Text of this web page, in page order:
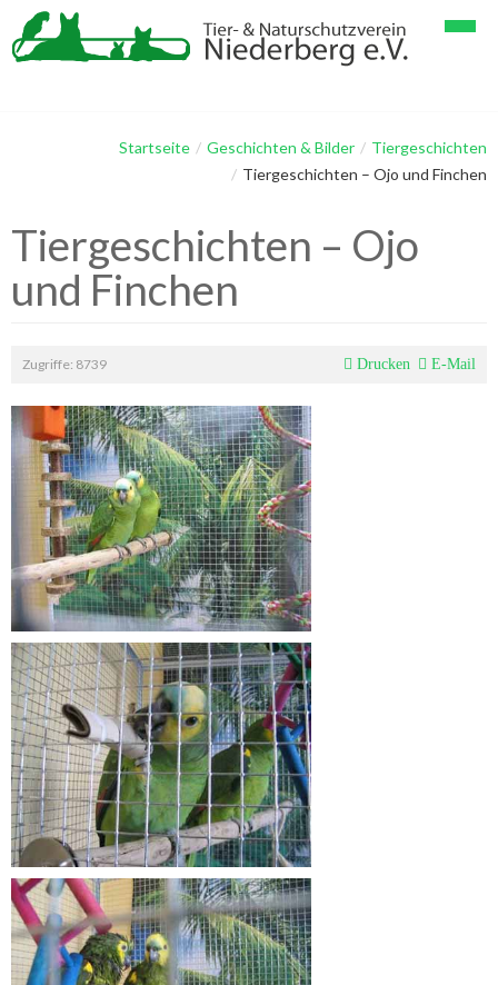
Verein im Detail
Mitglieder
Linksammlung
Papageienhaltung
Papageien & Kleintiere
Geschichten & Bilder
Tier-Lang-Geschichten
Galerie Vögel, Papageien
Galerie Hunde
Galerie Katzen
Galerie Kleintiere
Gästebuch
Impressum
Datenschutzerklärung
Startseite / Geschichten & Bilder / Tiergeschichten
/ Tiergeschichten – Ojo und Finchen
Tiergeschichten – Ojo
und Finchen
Zugriffe: 8739 Drucken E-Mail